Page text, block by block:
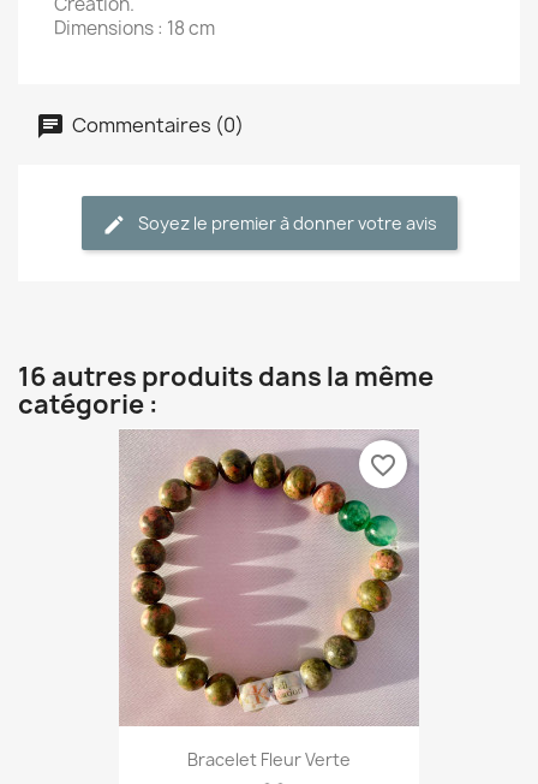
Dimensions : 18 cm
Commentaires (0)
Soyez le premier à donner votre avis
16 autres produits dans la même
catégorie :
Bracelet Fleur Verte
favorite_border